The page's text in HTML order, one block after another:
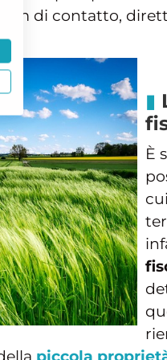
di contatto,
È
piccola